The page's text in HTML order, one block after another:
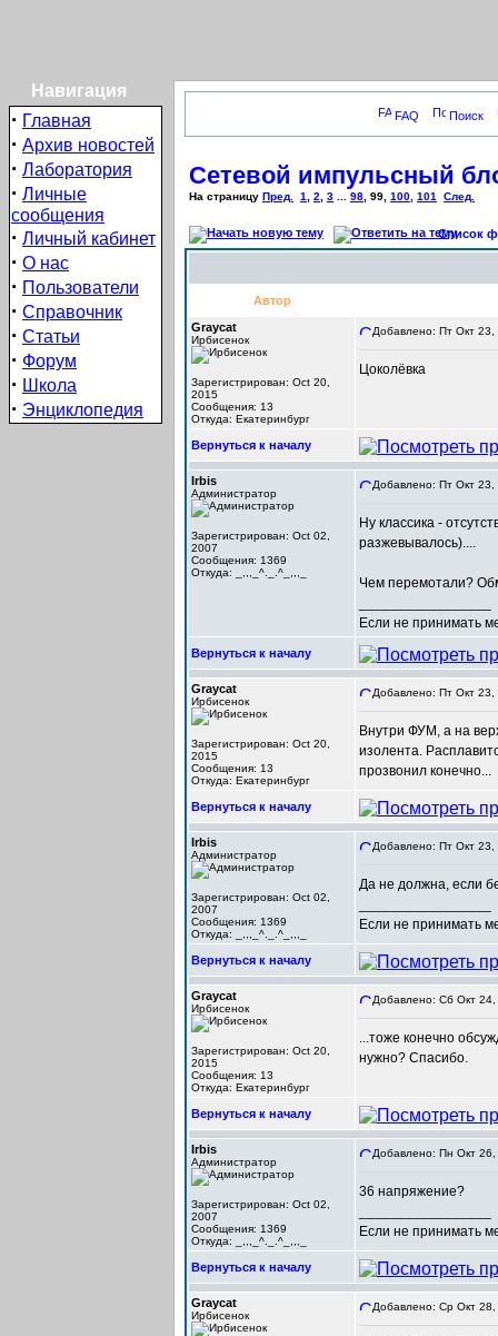
Навигация
· Главная
· Архив новостей
· Лаборатория
· Личные
сообщения
· Личный кабинет
· О нас
· Пользователи
· Справочник
· Статьи
· Форум
· Школа
· Энциклопедия
FAQ Поиск
Сетевой импульсный
На страницу Пред. 1 2 3 98 99 100 101 След.
Список
Автор
Graycat
Ирбисенок
Зарегистрирован: Oct 20,
2015
Сообщения: 13
Откуда: Екатеринбург
Добавлено: Пт Окт
Цоколёвка
Вернуться к началу
Irbis
Администратор
Зарегистрирован: Oct 02,
2007
Сообщения: 1369
Откуда: _,,,_^._.^_,,,_
Добавлено: Пт Окт
Ну классика -
разжевывалось)....
Чем перемотали?
Если не принимать
Вернуться к началу
Graycat
Ирбисенок
Зарегистрирован: Oct 20,
2015
Сообщения: 13
Откуда: Екатеринбург
Добавлено: Пт Окт
Внутри ФУМ, а на
изолента.
прозвонил конечно...
Вернуться к началу
Irbis
Администратор
Зарегистрирован: Oct 02,
2007
Сообщения: 1369
Откуда: _,,,_^._.^_,,,_
Добавлено: Пт Окт
Да не должна, если
Если не принимать
Вернуться к началу
Graycat
Ирбисенок
Зарегистрирован: Oct 20,
2015
Сообщения: 13
Откуда: Екатеринбург
Добавлено: Сб Окт
...тоже конечно
нужно? Спасибо.
Вернуться к началу
Irbis
Администратор
Зарегистрирован: Oct 02,
2007
Сообщения: 1369
Откуда: _,,,_^._.^_,,,_
Добавлено: Пн Окт
36 напряжение?
Если не принимать
Вернуться к началу
Graycat
Ирбисенок
Добавлено: Ср Окт